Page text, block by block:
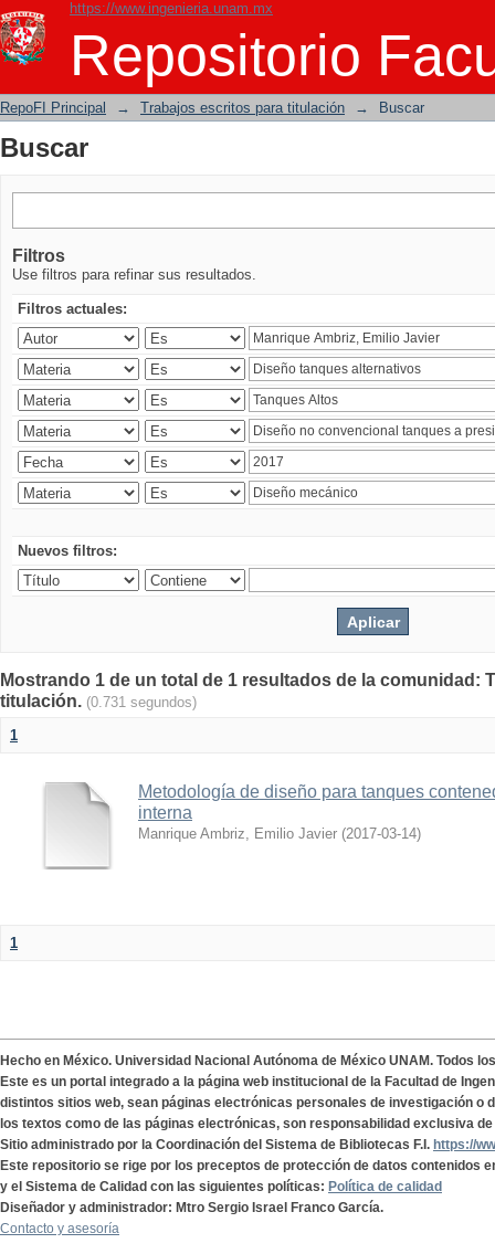
https://www.ingenieria.unam.mx
Repositorio
Buscar
RepoFI Principal → Trabajos escritos para titulación → Buscar
Buscar
Filtros
Use filtros para refinar sus resultados.
Filtros actuales:
Nuevos filtros:
Mostrando 1 de un total de 1 resultados de la comunidad:
titulación. (0.731 segundos)
1
Metodología de diseño para tanques
interna
Manrique Ambriz, Emilio Javier (2017-03-14)
1
Hecho en México. Universidad Nacional Autónoma de México UNAM. Todos
Este es un portal integrado a la página web institucional de la Facultad de
distintos sitios web, sean páginas electrónicas personales de investigación o
los textos como de las páginas electrónicas, son responsabilidad exclusiva
Sitio administrado por la Coordinación del Sistema de Bibliotecas F.I. https://
Este repositorio se rige por los preceptos de protección de datos contenidos
y el Sistema de Calidad con las siguientes políticas: Política de calidad
Diseñador y administrador: Mtro Sergio Israel Franco García.
Contacto y asesoría